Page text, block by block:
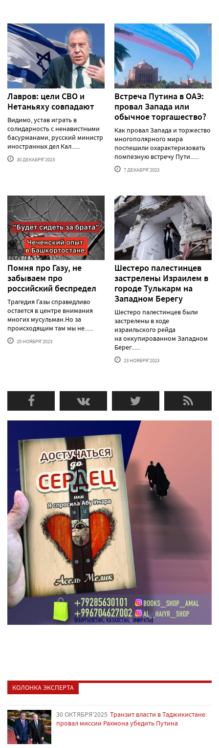
Лавров: цели СВО и
Нетаньяху совпадают
Видимо, устав играть в
солидарность с ненавистными
басурманами, русский министр
иностранных дел Кал......
30 ДЕКАБРЯ'2023
Встреча Путина в ОАЭ:
провал Запада или
обычное торгашество?
Как провал Запада и торжество
многополярного мира
поспешили охарактеризовать
помпезную встречу Пути......
7 ДЕКАБРЯ'2023
Помня про Газу, не
забываем про
российский беспредел
Трагедия Газы справедливо
остается в центре внимания
многих мусульман.Но за
происходящим там мы не......
25 НОЯБРЯ'2023
Шестеро палестинцев
застрелены Израилем в
городе Тулькарм на
Западном Берегу
Шестеро палестинцев были
застрелены в ходе
израильского рейда
на оккупированном Западном
Берег......
23 НОЯБРЯ'2023
КОЛОНКА ЭКСПЕРТА
30 ОКТЯБРЯ'2025 Транзит власти в Таджикистане:
провал миссии Рахмона убедить Путина